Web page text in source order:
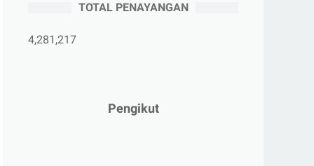
April 2025 (5)
►Maret 2025
TOTAL PENAYANGAN
4,281,217
Pengikut